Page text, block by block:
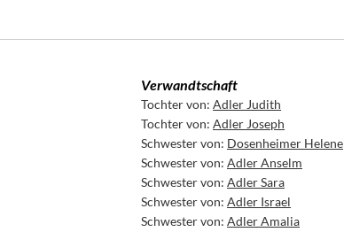
Verwandtschaft
Tochter von:Adler Judith
Tochter von:Adler Joseph
Schwester von: Dosenheimer Helene
Schwester von:Adler Anselm
Schwester von:Adler Sara
Schwester von:Adler Israel
Schwester von:Adler Amalia